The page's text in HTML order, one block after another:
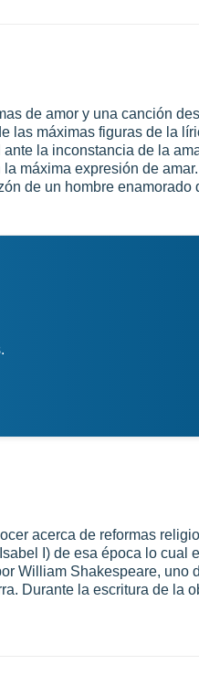
de amor y una canción
las máximas figuras de la
la inconstancia de la
máxima expresión de
de un hombre
acerca de reformas
I) de esa época lo cual
William Shakespeare, uno
Durante la escritura de la